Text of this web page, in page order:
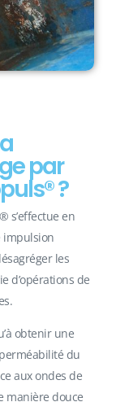
par
?
s’effectue en
impulsion
les
d’opérations de
obtenir une
du
aux ondes de
manière douce